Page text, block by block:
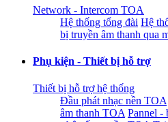
Network - Intercom TOA
Hệ thống tổng đài Hệ
bị truyền âm thanh qua
Phụ kiện - Thiết bị hỗ trợ
Thiết bị hỗ trợ hệ thống
Đầu phát nhạc nền TOA
âm thanh TOA Pannel -